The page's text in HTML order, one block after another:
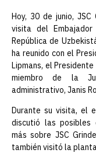
Hoy, 30 de junio,
visita del
República de
ha reunido con el
Lipmans, el
miembro de la
administrativo, Janis
Durante su visita, el
discutió las posibles
más sobre JSC
también visitó la